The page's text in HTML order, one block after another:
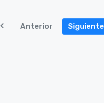
Anterior Siguiente